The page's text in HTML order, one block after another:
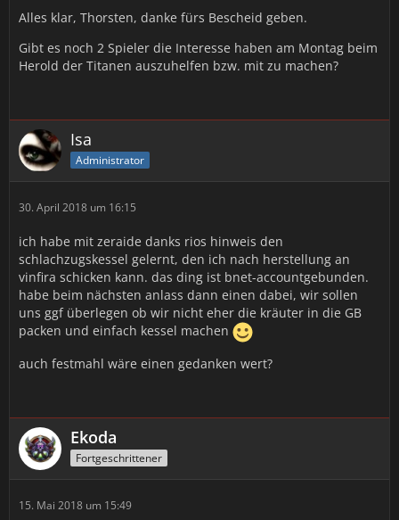
Alles klar, Thorsten, danke fürs Bescheid geben.
Gibt es noch 2 Spieler die Interesse haben am Montag beim
Herold der Titanen auszuhelfen bzw. mit zu machen?
Isa
Administrator
30. April 2018 um 16:15
ich habe mit zeraide danks rios hinweis den
schlachzugskessel gelernt, den ich nach herstellung an
vinfira schicken kann. das ding ist bnet-accountgebunden.
habe beim nächsten anlass dann einen dabei, wir sollen
uns ggf überlegen ob wir nicht eher die kräuter in die GB
packen und einfach kessel machen
auch festmahl wäre einen gedanken wert?
Ekoda
Fortgeschrittener
15. Mai 2018 um 15:49